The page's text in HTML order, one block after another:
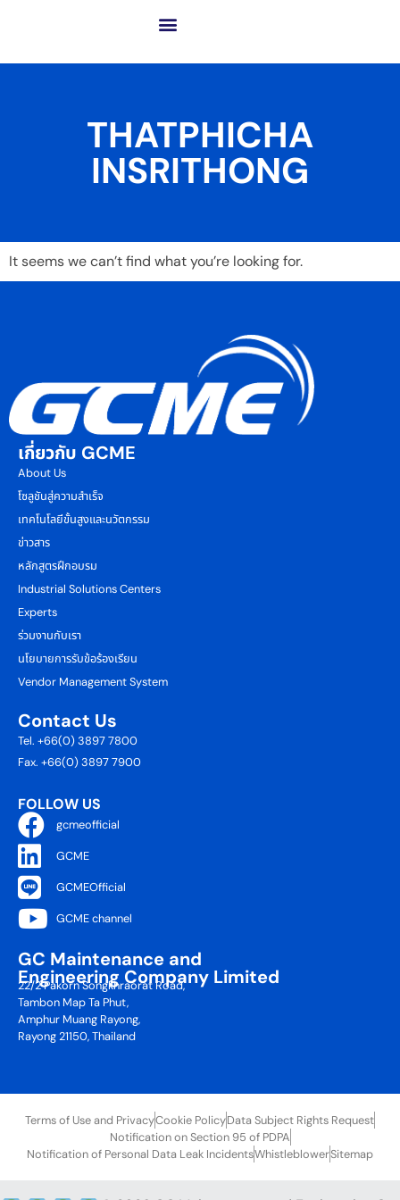
THATPHICHA
INSRITHONG
It seems we can’t find what you’re looking for.
เกี่ยวกับ GCME
About Us
โซลูชันสู่ความสำเร็จ
เทคโนโลยีขั้นสูงและนวัตกรรม
ข่าวสาร
หลักสูตรฝึกอบรม
Industrial Solutions Centers
Experts
ร่วมงานกับเรา
นโยบายการรับข้อร้องเรียน
Vendor Management System
Contact Us
Tel. +66(0) 3897 7800
Fax. +66(0) 3897 7900
FOLLOW US
gcmeofficial
GCME
GCMEOfficial
GCME channel
GC Maintenance and
Engineering Company Limited
22/2 Pakorn Songkhraorat Road,
Tambon Map Ta Phut,
Amphur Muang Rayong,
Rayong 21150, Thailand
Terms of Use and PrivacyCookie PolicyData Subject Rights Request
Notification on Section 95 of PDPA
Notification of Personal Data Leak IncidentsWhistleblowerSitemap